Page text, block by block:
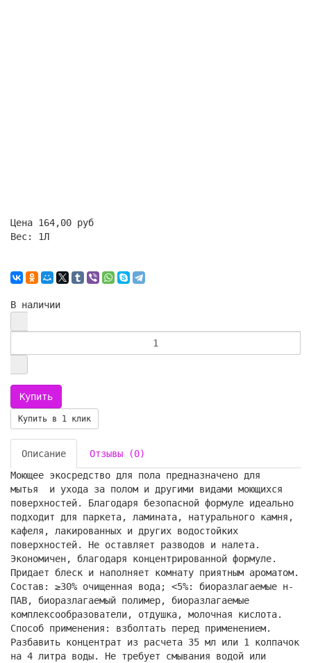
Цена 164,00 руб
Вес: 1Л
В наличии
Купить в 1 клик
Описание
Отзывы (0)
Моющее экосредство для пола предназначено для
мытья и ухода за полом и другими видами моющихся
поверхностей. Благодаря безопасной формуле идеально
подходит для паркета, ламината, натурального камня,
кафеля, лакированных и других водостойких
поверхностей. Не оставляет разводов и налета.
Экономичен, благодаря концентрированной формуле.
Придает блеск и наполняет комнату приятным ароматом.
Состав: ≥30% очищенная вода; <5%: биоразлагаемые н-
ПАВ, биоразлагаемый полимер, биоразлагаемые
комплексообразователи, отдушка, молочная кислота.
Способ применения: взболтать перед применением.
Разбавить концентрат из расчета 35 мл или 1 колпачок
на 4 литра воды. Не требует смывания водой или